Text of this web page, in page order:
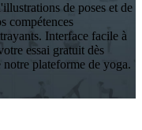
de poses et de
compétences
Interface facile à
essai gratuit dès
plateforme de yoga.